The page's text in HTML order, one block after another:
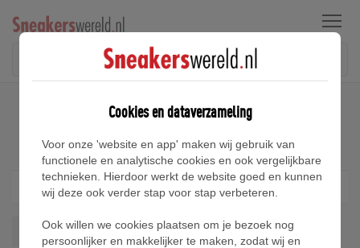
Menu
Nike Revolution Sneakers
Revolution Wis alles
Cookies en dataverzameling
Voor onze 'website en app' maken wij gebruik van
functionele en analytische cookies en ook vergelijkbare
technieken. Hierdoor werkt de website goed en kunnen
wij deze ook verder stap voor stap verbeteren.
Ook willen we cookies plaatsen om je bezoek nog
persoonlijker en makkelijker te maken, zodat wij en